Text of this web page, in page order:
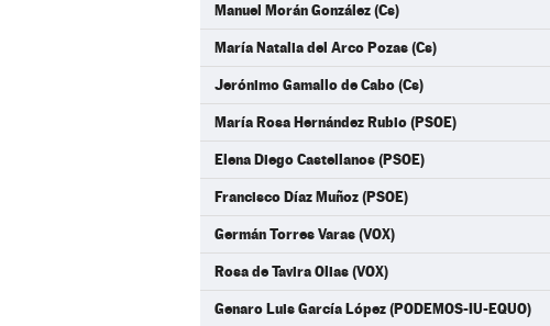
Manuel Morán González (Cs)
María Natalia del Arco Pozas (Cs)
Jerónimo Gamallo de Cabo (Cs)
María Rosa Hernández Rubio (PSOE)
Elena Diego Castellanos (PSOE)
Francisco Díaz Muñoz (PSOE)
Germán Torres Varas (VOX)
Rosa de Tavira Olias (VOX)
Genaro Luis García López (PODEMOS-IU-EQUO)